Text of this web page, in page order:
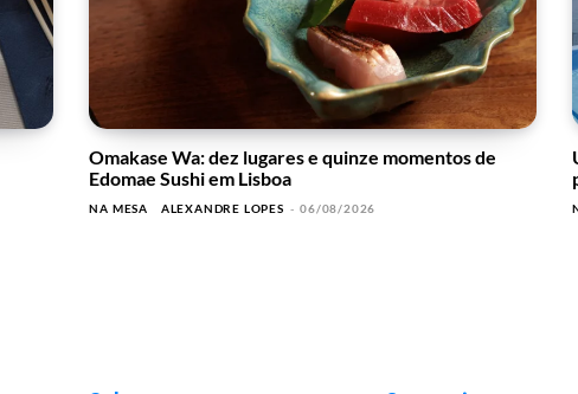
Omakase Wa: dez lugares e quinze momentos de
Edomae Sushi em Lisboa
NA MESA ALEXANDRE LOPES - 06/08/2026